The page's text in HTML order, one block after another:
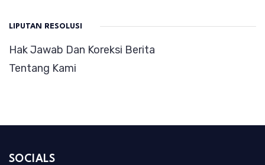
LIPUTAN RESOLUSI
Hak Jawab Dan Koreksi Berita
Tentang Kami
SOCIALS